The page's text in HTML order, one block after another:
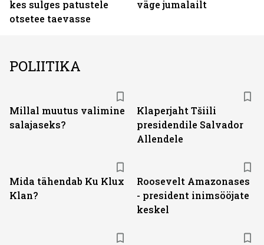
kes sulges patustele
otsetee taevasse
väge jumalailt
POLIITIKA
Millal muutus valimine
salajaseks?
Klaperjaht Tšiili
presidendile Salvador
Allendele
Mida tähendab Ku Klux
Klan?
Roosevelt Amazonases
- president inimsööjate
keskel